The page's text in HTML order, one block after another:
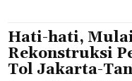
Hati-hati, Mulai
Rekonstruksi
Tol Jakarta-